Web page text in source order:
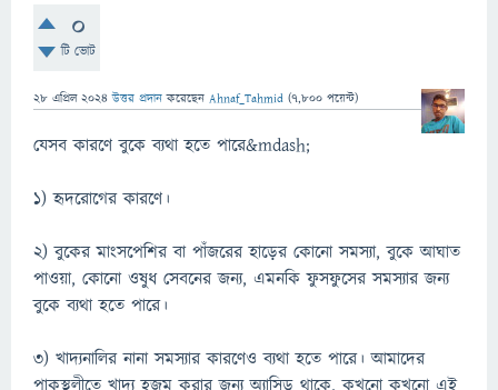
0
টি ভোট
28 এপ্রিল 2024 উত্তর প্রদান করেছেন Ahnaf_Tahmid (7,800 পয়েন্ট)
যেসব কারণে বুকে ব্যথা হতে পারে&mdash;
১) হৃদরোগের কারণে।
২) বুকের মাংসপেশির বা পাঁজরের হাড়ের কোনো সমস্যা, বুকে আঘাত
পাওয়া, কোনো ওষুধ সেবনের জন্য, এমনকি ফুসফুসের সমস্যার জন্য
বুকে ব্যথা হতে পারে।
৩) খাদ্যনালির নানা সমস্যার কারণেও ব্যথা হতে পারে। আমাদের